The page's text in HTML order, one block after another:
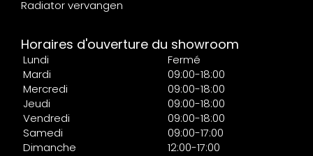
Radiator vervangen
Horaires d'ouverture du showroom
Lundi
Fermé
Mardi
09:00-18:00
Mercredi
09:00-18:00
Jeudi
09:00-18:00
Vendredi
09:00-18:00
Samedi
09:00-17:00
Dimanche
12:00-17:00